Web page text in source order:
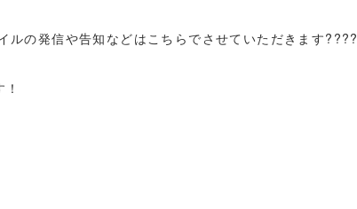
ルの発信や告知などはこちらでさせていただきます????